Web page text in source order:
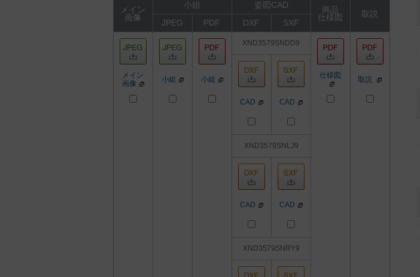
メイン
画像
小組 姿図CAD
商品
仕様図
取説
JPEG
PDF DXF SXF
メイン
画像
小組 小組
XND3579SNDD9
仕様図 取説
CAD CAD
XND3579SNLJ9
CAD CAD
XND3579SNRY9